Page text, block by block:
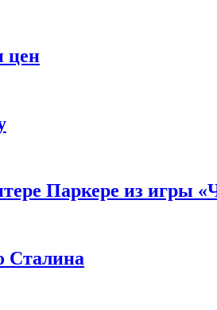
цен
Паркере из игры
Сталина